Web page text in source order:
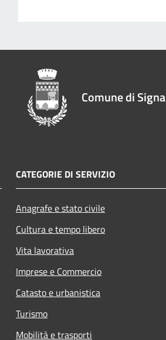
Comune di Signa
CATEGORIE DI SERVIZIO
Anagrafe e stato civile
Cultura e tempo libero
Vita lavorativa
Imprese e Commercio
Catasto e urbanistica
Turismo
Mobilità e trasporti